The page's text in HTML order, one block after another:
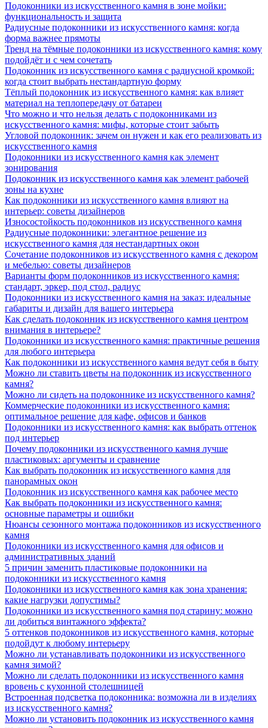
Подоконники из искусственного камня в зоне мойки:
функциональность и защита
Радиусные подоконники из искусственного камня: когда
форма важнее прямоты
Тренд на тёмные подоконники из искусственного камня: кому
подойдёт и с чем сочетать
Подоконник из искусственного камня с радиусной кромкой:
когда стоит выбрать нестандартную форму
Тёплый подоконник из искусственного камня: как влияет
материал на теплопередачу от батареи
Что можно и что нельзя делать с подоконниками из
искусственного камня: мифы, которые стоит забыть
Угловой подоконник: зачем он нужен и как его реализовать из
искусственного камня
Подоконники из искусственного камня как элемент
зонирования
Подоконник из искусственного камня как элемент рабочей
зоны на кухне
Как подоконники из искусственного камня влияют на
интерьер: советы дизайнеров
Износостойкость подоконников из искусственного камня
Радиусные подоконники: элегантное решение из
искусственного камня для нестандартных окон
Сочетание подоконников из искусственного камня с декором
и мебелью: советы дизайнеров
Варианты форм подоконников из искусственного камня:
стандарт, эркер, под стол, радиус
Подоконники из искусственного камня на заказ: идеальные
габариты и дизайн для вашего интерьера
Как сделать подоконник из искусственного камня центром
внимания в интерьере?
Подоконники из искусственного камня: практичные решения
для любого интерьера
Как подоконники из искусственного камня ведут себя в быту
Можно ли ставить цветы на подоконник из искусственного
камня?
Можно ли сидеть на подоконнике из искусственного камня?
Коммерческие подоконники из искусственного камня:
оптимальное решение для кафе, офисов и банков
Подоконники из искусственного камня: как выбрать оттенок
под интерьер
Почему подоконники из искусственного камня лучше
пластиковых: аргументы и сравнение
Как выбрать подоконник из искусственного камня для
панорамных окон
Подоконник из искусственного камня как рабочее место
Как выбрать подоконники из искусственного камня:
основные параметры и ошибки
Нюансы сезонного монтажа подоконников из искусственного
камня
Подоконники из искусственного камня для офисов и
административных зданий
5 причин заменить пластиковые подоконники на
подоконники из искусственного камня
Подоконники из искусственного камня как зона хранения:
какие нагрузки допустимы?
Подоконники из искусственного камня под старину: можно
ли добиться винтажного эффекта?
5 оттенков подоконников из искусственного камня, которые
подойдут к любому интерьеру
Можно ли устанавливать подоконники из искусственного
камня зимой?
Можно ли сделать подоконники из искусственного камня
вровень с кухонной столешницей
Встроенная подсветка подоконника: возможна ли в изделиях
из искусственного камня?
Можно ли установить подоконник из искусственного камня